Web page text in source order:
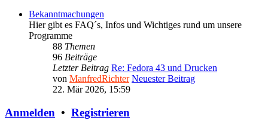
Bekanntmachungen
Hier gibt es FAQ´s, Infos und Wichtiges rund um unsere
Programme
88 Themen
96 Beiträge
Letzter Beitrag Re: Fedora 43 und Drucken
von ManfredRichter Neuester Beitrag
22. Mär 2026, 15:59
Anmelden • Registrieren